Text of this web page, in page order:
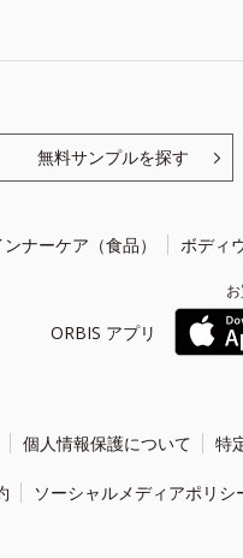
無料サンプルを探す
ンナーケア（食品） ボディ
ORBIS アプリ
個人情報保護について 特
ソーシャルメディアポリシ